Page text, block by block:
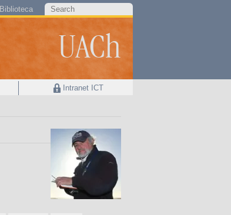
Biblioteca
UACh
Intranet ICT